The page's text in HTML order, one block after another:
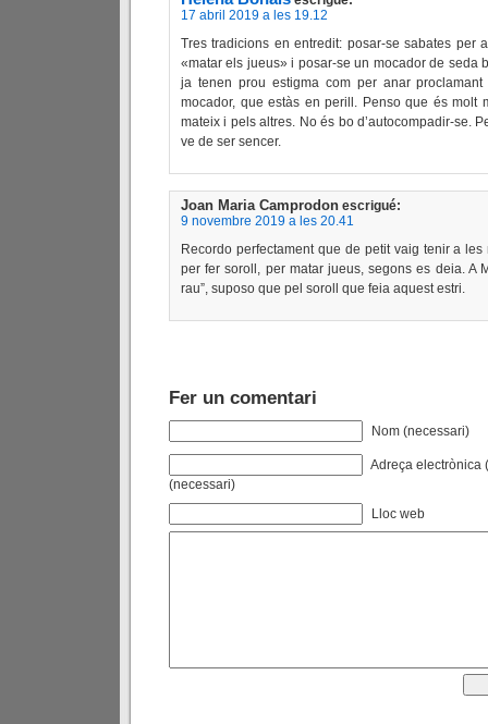
17 abril 2019 a les 19.12
Tres tradicions en entredit: posar-se sabates per
«matar els jueus» i posar-se un mocador de seda
ja tenen prou estigma com per anar
mocador, que estàs en perill. Penso que és molt
mateix i pels altres. No és bo d’autocompadir-se.
ve de ser sencer.
Joan Maria Camprodon escrigué:
9 novembre 2019 a les 20.41
Recordo perfectament que de petit vaig tenir a les
per fer soroll, per matar jueus, segons es deia. A
rau”, suposo que pel soroll que feia aquest estri.
Fer un comentari
Nom (necessari)
Adreça electrònica
(necessari)
Lloc web